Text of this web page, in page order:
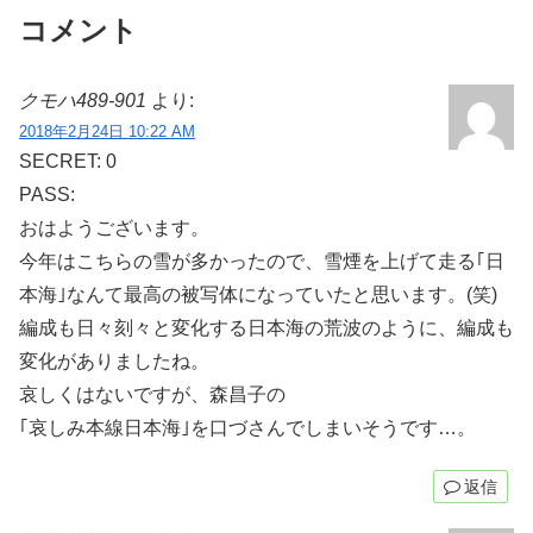
コメント
クモハ489-901 より:
2018年2月24日 10:22 AM
SECRET: 0
PASS:
おはようございます。
今年はこちらの雪が多かったので、雪煙を上げて走る｢日
本海｣なんて最高の被写体になっていたと思います。(笑)
編成も日々刻々と変化する日本海の荒波のように、編成も
変化がありましたね。
哀しくはないですが、森昌子の
｢哀しみ本線日本海｣を口づさんでしまいそうです…。
返信